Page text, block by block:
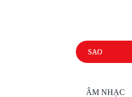
SAO
ÂM NHẠC